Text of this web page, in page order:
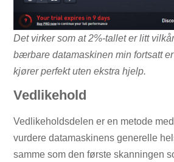
Det virker som at 2%-tallet er litt
bærbare datamaskinen min fortsatt
kjører perfekt uten ekstra hjelp.
Vedlikehold
Vedlikeholdsdelen er en metode
vurdere datamaskinens generelle
samme som den første skanningen